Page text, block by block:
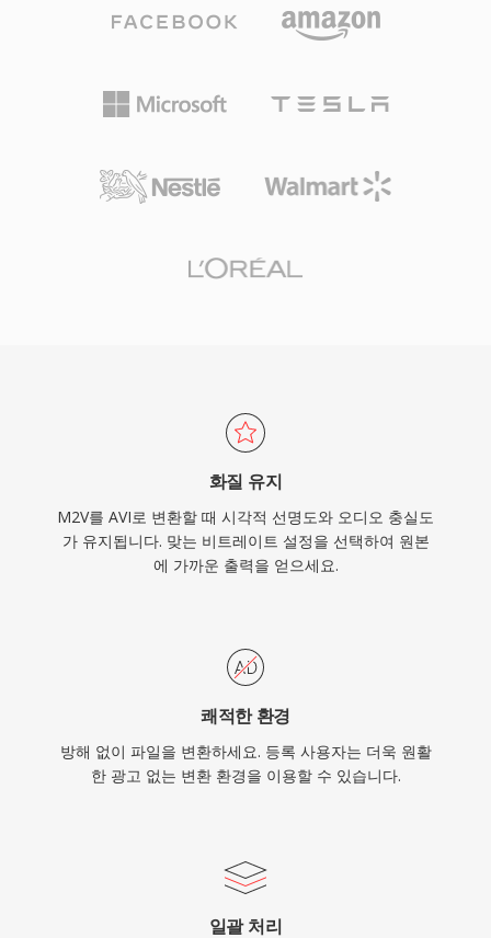
M2V 입력을 기대하므로, 이 형식은 전문 디스크
마스터링 및 방송 준비 워크플로우에서 필수적인
축된 비디오를 담을 수 있습니다. 이러한 유연성은
에서의 폭넓은 채택에 기여했습니다. 주목할 만한
특징 중 하나는 단순한 내부 구조로, 더 복잡한 최
을 비교적 쉽게 편집하고 처리할 수 있다는 것입니
그러나 원래 사양에는 초기 구현에서의 2GB 파일
니다. 수십 년의 역사에도 불구하고, AVI는 가장 보
편적으로 인정받는 멀티미디어 형식 중 하나로 남
아 있으며, 모든 주요 운영체제의 미디어 플레이어
와 편집 도구에서 여전히 폭넓게 지원됩니다.
화질 유지
M2V를 AVI로 변환할 때 시각적 선명도와 오디오 충실도
가 유지됩니다. 맞는 비트레이트 설정을 선택하여 원본
에 가까운 출력을 얻으세요.
쾌적한 환경
방해 없이 파일을 변환하세요. 등록 사용자는 더욱 원활
한 광고 없는 변환 환경을 이용할 수 있습니다.
일괄 처리